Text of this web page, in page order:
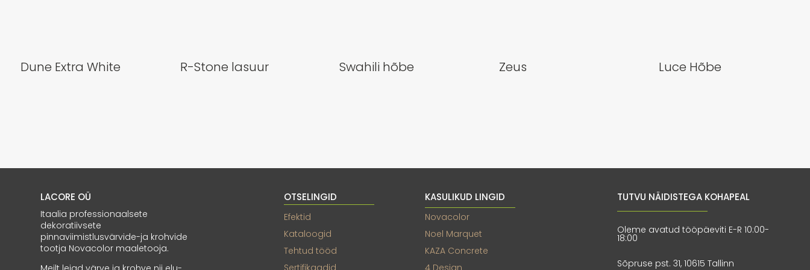
Dune Extra White R-Stone lasuur Swahili hõbe Zeus Luce Hõbe
LACORE OÜ
Itaalia professionaalsete
dekoratiivsete
pinnaviimistlusvärvide-ja krohvide
tootja Novacolor maaletooja.
OTSELINGID
Efektid
Kataloogid
Tehtud tööd
Sertifikaadid
KASULIKUD LINGID
Novacolor
Noel Marquet
KAZA Concrete
4 Design
TUTVU NÄIDISTEGA KOHAPEAL
Oleme avatud tööpäeviti E-R 10:00-
18:00
Sõpruse pst. 31, 10615 Tallinn